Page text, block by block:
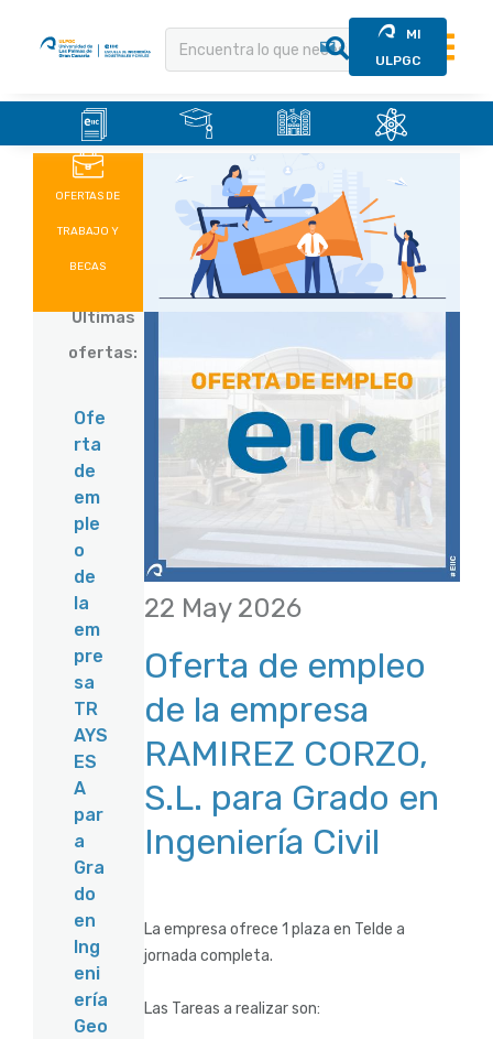
contenido
MI
ULPGC
OFERTAS DE
TRABAJO Y
BECAS
Últimas
ofertas:
Ofe
rta
de
em
ple
o
de
la
em
pre
sa
TR
AYS
ES
A
par
a
Gra
do
en
Ing
eni
ería
Geo
22 May 2026
Oferta de empleo
de la empresa
RAMIREZ CORZO,
S.L. para Grado en
Ingeniería Civil
La empresa ofrece 1 plaza en Telde a
jornada completa.
Las Tareas a realizar son: